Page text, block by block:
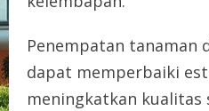
Penempatan tanaman
dapat memperbaiki
meningkatkan kualitas